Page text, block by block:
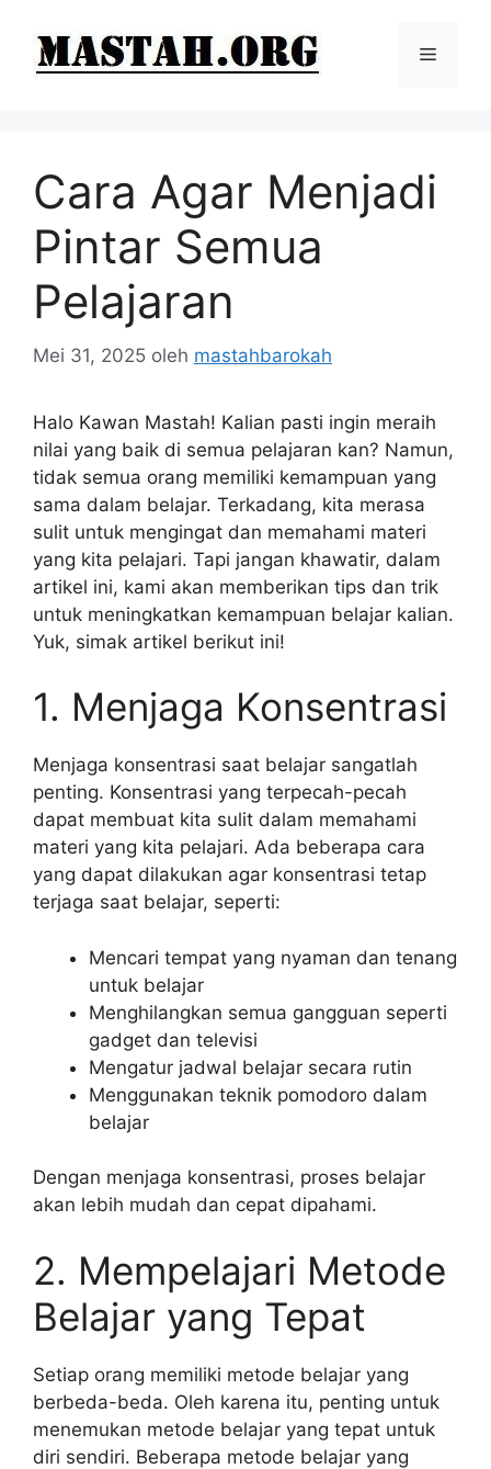
Menu
Cara Agar Menjadi
Pintar Semua
Pelajaran
Mei 31, 2025 oleh mastahbarokah
Halo Kawan Mastah! Kalian pasti ingin meraih
nilai yang baik di semua pelajaran kan? Namun,
tidak semua orang memiliki kemampuan yang
sama dalam belajar. Terkadang, kita merasa
sulit untuk mengingat dan memahami materi
yang kita pelajari. Tapi jangan khawatir, dalam
artikel ini, kami akan memberikan tips dan trik
untuk meningkatkan kemampuan belajar kalian.
Yuk, simak artikel berikut ini!
1. Menjaga Konsentrasi
Menjaga konsentrasi saat belajar sangatlah
penting. Konsentrasi yang terpecah-pecah
dapat membuat kita sulit dalam memahami
materi yang kita pelajari. Ada beberapa cara
yang dapat dilakukan agar konsentrasi tetap
terjaga saat belajar, seperti:
Mencari tempat yang nyaman dan tenang
untuk belajar
Menghilangkan semua gangguan seperti
gadget dan televisi
Mengatur jadwal belajar secara rutin
Menggunakan teknik pomodoro dalam
belajar
Dengan menjaga konsentrasi, proses belajar
akan lebih mudah dan cepat dipahami.
2. Mempelajari Metode
Belajar yang Tepat
Setiap orang memiliki metode belajar yang
berbeda-beda. Oleh karena itu, penting untuk
menemukan metode belajar yang tepat untuk
diri sendiri. Beberapa metode belajar yang